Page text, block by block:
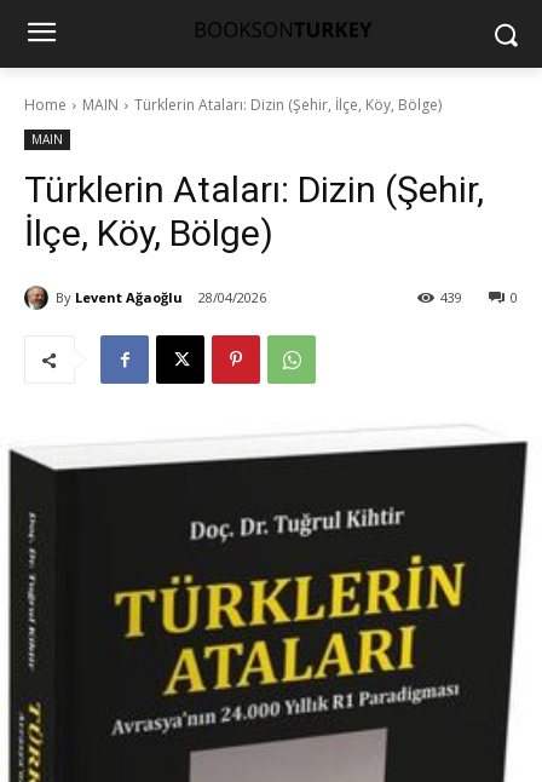
Home MAIN Türklerin Ataları: Dizin (Şehir, İlçe, Köy, Bölge)
MAIN
Türklerin Ataları: Dizin (Şehir,
İlçe, Köy, Bölge)
By Levent Ağaoğlu 28/04/2026 0
439